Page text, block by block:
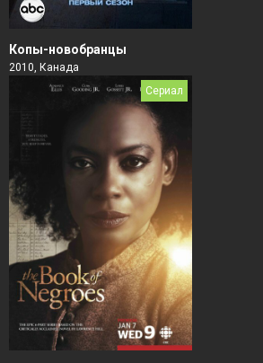
Копы-новобранцы
2010, Канада
Сериал